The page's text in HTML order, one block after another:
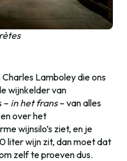
Lamboley die ons
wijnkelder van
– in het frans– van alles
over het
wijnsilo’s ziet, en je
liter wijn zit, dan moet dat
zelf te proeven dus.